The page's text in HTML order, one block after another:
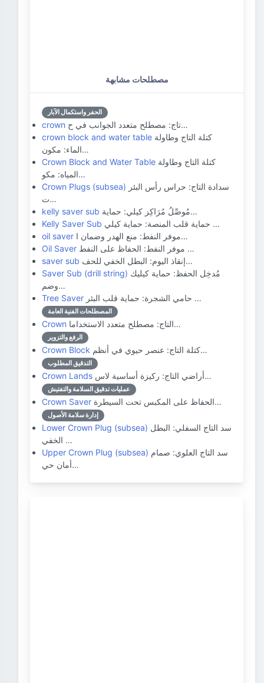
مصطلحات مشابهة
الحفر واستكمال الآبار
crown
تاج: مصطلح متعدد الجوانب في ح…
crown block and water table
الماء: مكون…
Crown Block and Water Table
المياه: مكو…
Crown Plugs (subsea)
ت…
kelly saver sub
مُوصِّلُ مُرَاكِز كيلي: حماية…
Kelly Saver Sub
حماية قلب المنصة: حماية كيلي …
oil saver
موفر النفط: منع الهدر وضمان ا…
Oil Saver
موفر النفط: الحفاظ على النفط …
saver sub
إنقاذ اليوم: البطل الخفي للحف…
Saver Sub (drill string)
وضم…
Tree Saver
حامي الشجرة: حماية قلب البئر …
المصطلحات الفنية العامة
Crown التاج: مصطلح متعدد الاستخداما…
الرفع والتزوير
Crown Block كتلة التاج: عنصر حيوي في أنظم…
التدقيق المطلوب
Crown Lands أراضي التاج: ركيزة أساسية لاس…
عمليات تدقيق السلامة والتفتيش
Crown Saver الحفاظ على المكبس تحت السيطرة…
إدارة سلامة الأصول
Lower Crown Plug (subsea)
الخفي …
Upper Crown Plug (subsea)
أمان حي…